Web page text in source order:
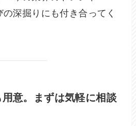
深掘りにも付き合ってく
意。まずは気軽に相談